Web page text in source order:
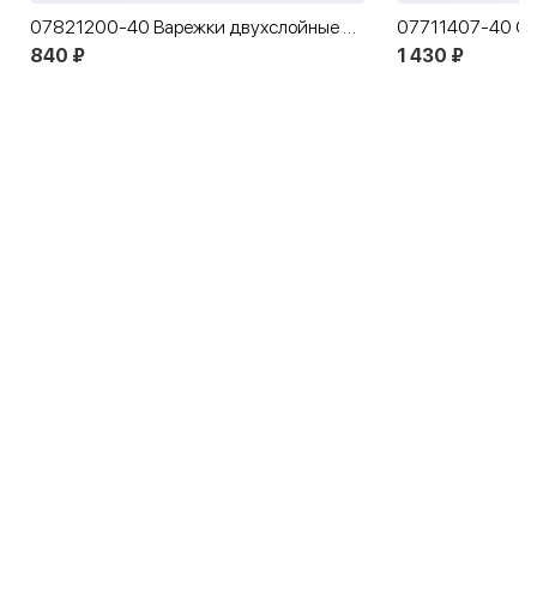
07821200-40 Варежки двухслойные из шерсти мериноса розовый
840 ₽
07711407-40
1 430 ₽